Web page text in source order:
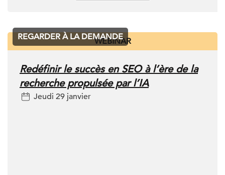
WEBINAR
REGARDER À LA DEMANDE
Redéfinir le succès en SEO à l’ère de la
recherche propulsée par l’IA
Jeudi 29 janvier